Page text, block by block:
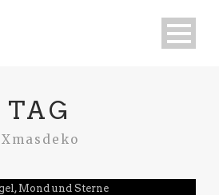
TAG
Xmasdeko